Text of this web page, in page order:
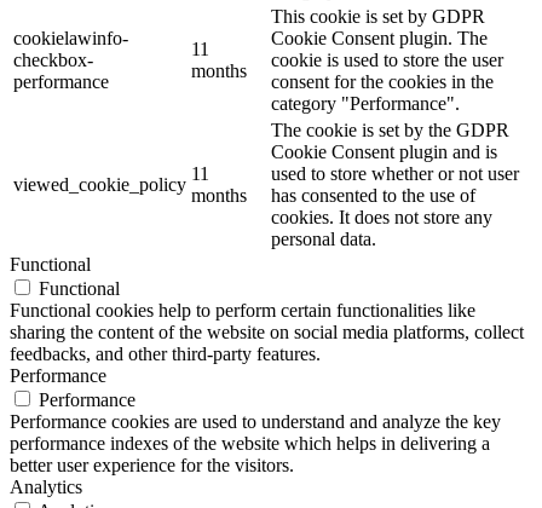
cookielawinfo-
checkbox-
performance
11
months
This cookie is set by GDPR
Cookie Consent plugin. The
cookie is used to store the user
consent for the cookies in the
category "Performance".
viewed_cookie_policy
11
months
The cookie is set by the GDPR
Cookie Consent plugin and is
used to store whether or not user
has consented to the use of
cookies. It does not store any
personal data.
Functional
Functional
Functional cookies help to perform certain functionalities like
sharing the content of the website on social media platforms, collect
feedbacks, and other third-party features.
Performance
Performance
Performance cookies are used to understand and analyze the key
performance indexes of the website which helps in delivering a
better user experience for the visitors.
Analytics